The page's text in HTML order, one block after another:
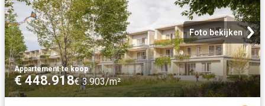
Foto bekijken
Appartement·te koop
€ 448.918€ 3.903/m²